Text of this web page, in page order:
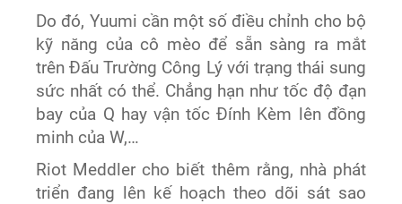
Do đó, Yuumi cần một số điều chỉnh cho bộ
kỹ năng của cô mèo để sẵn sàng ra mắt
trên Đấu Trường Công Lý với trạng thái sung
sức nhất có thể. Chẳng hạn như tốc độ đạn
bay của Q hay vận tốc Đính Kèm lên đồng
minh của W,…
Riot Meddler cho biết thêm rằng, nhà phát
triển đang lên kế hoạch theo dõi sát sao